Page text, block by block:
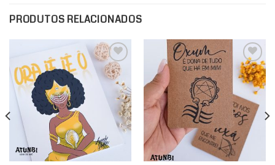
PRODUTOS RELACIONADOS
Add to
wishlist
Add to
wishlist